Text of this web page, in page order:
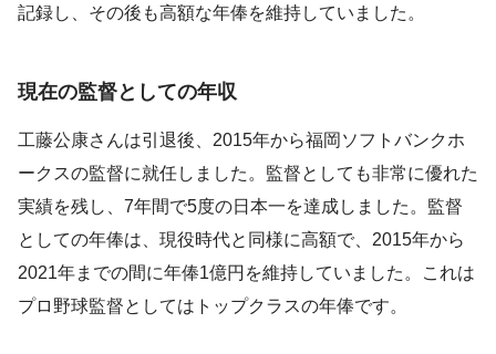
記録し、その後も高額な年俸を維持していました。
現在の監督としての年収
工藤公康さんは引退後、2015年から福岡ソフトバンクホ
ークスの監督に就任しました。監督としても非常に優れた
実績を残し、7年間で5度の日本一を達成しました。監督
としての年俸は、現役時代と同様に高額で、2015年から
2021年までの間に年俸1億円を維持していました。これは
プロ野球監督としてはトップクラスの年俸です。